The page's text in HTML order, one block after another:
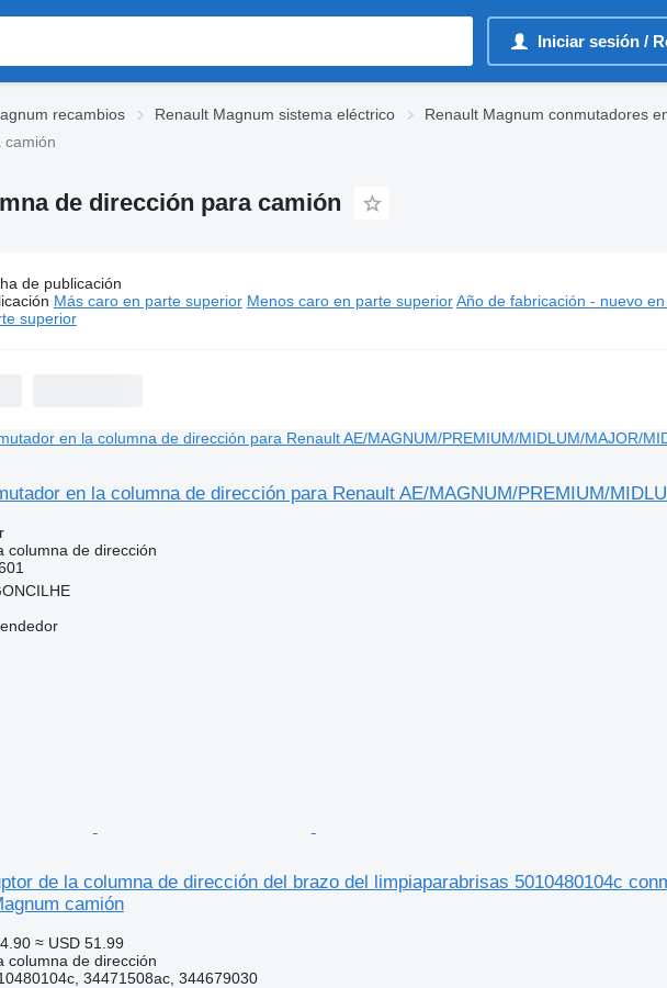
Iniciar sesión /
recambios Renault Magnum sistema eléctrico
Renault Magnum conmutadores
camión
de dirección para camión
Renault Magnum conmutadores en la columna de dirección para camión
de publicación
Más caro en parte superior Menos caro en parte superior Año de fabricación - nuevo
superior
en la columna de dirección para Renault AE/MAGNUM/PREMIUM/
columna de dirección
de la columna de dirección del brazo del limpiaparabrisas 5010480104c
camión
≈ USD 51.99
columna de dirección
34471508ac, 344679030